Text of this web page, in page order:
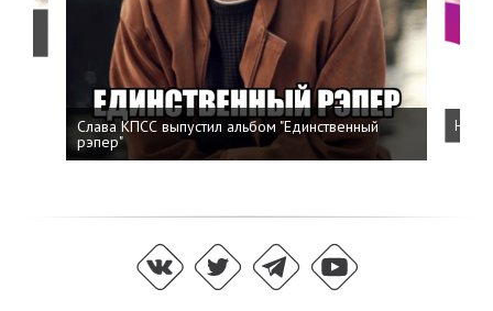
Слава КПСС выпустил альбом "Единственный
рэпер"